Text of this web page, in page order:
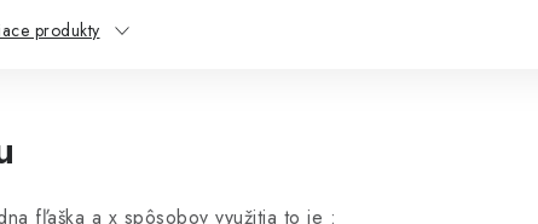
produkty
fľaška a x spôsobov využitia to je :